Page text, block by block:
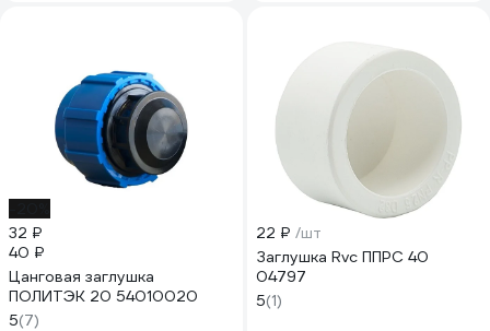
32 ₽
40 ₽
Цанговая заглушка
ПОЛИТЭК 20 54010020
5(7)
22 ₽ /шт
Заглушка Rvc ППРС 40
04797
5(1)